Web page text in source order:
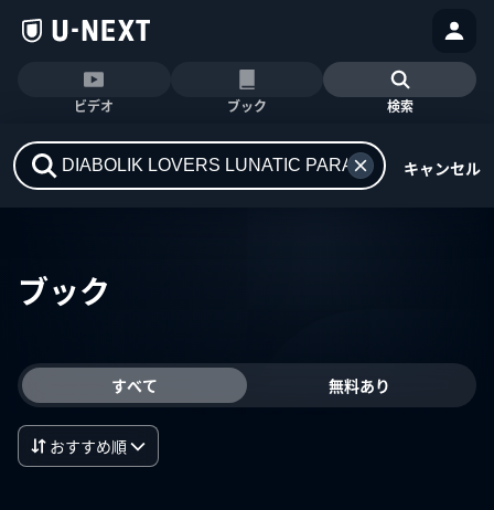
ビデオ ブック 検索
キャンセル
ブック
すべて 無料あり
おすすめ順